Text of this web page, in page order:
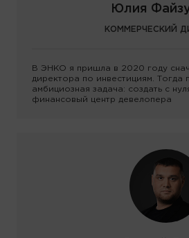
Юлия
КОММЕРЧЕСКИЙ
В ЭНКО я пришла в 2020 году
директора по инвестициям. Тогда
амбициозная задача: создать с
финансовый центр девелопера